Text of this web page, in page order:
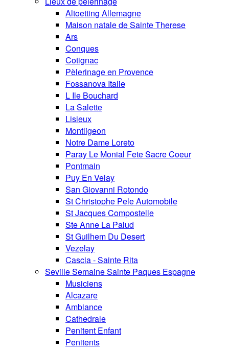
Altoetting Allemagne
Maison natale de Sainte Therese
Ars
Conques
Cotignac
Pèlerinage en Provence
Fossanova Italie
L Ile Bouchard
La Salette
Lisieux
Montligeon
Notre Dame Loreto
Paray Le Monial Fete Sacre Coeur
Pontmain
Puy En Velay
San Giovanni Rotondo
St Christophe Pele Automobile
St Jacques Compostelle
Ste Anne La Palud
St Guilhem Du Desert
Vezelay
Cascia - Sainte Rita
Seville Semaine Sainte Paques Espagne
Musiciens
Alcazare
Ambiance
Cathedrale
Penitent Enfant
Penitents